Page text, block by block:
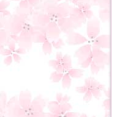
исчадие ада - тля